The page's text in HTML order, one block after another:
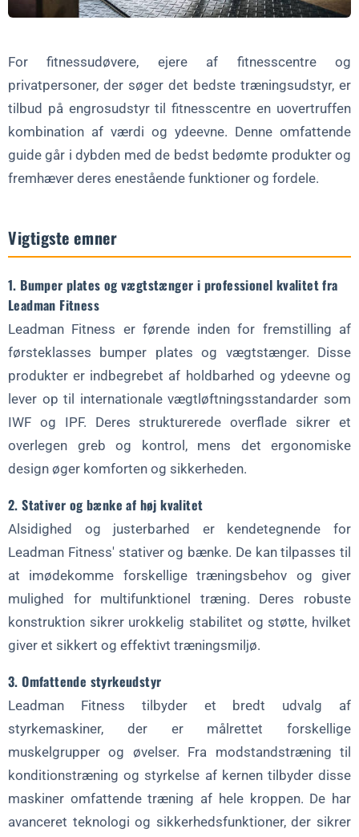
9. Casestudier og udtalelser
Forståelse af engrosindkøb
Særlige tilbud og kampagner
Mængderabatter og volumenpriser
Renoveret og brugt udstyr
Finansierings- og leasingmuligheder
Indbytnings- og tilbagekøbsprogrammer
Konklusion
Ofte stillede spørgsmål om engros-gymnastikudstyr
1. Hvad er engros fitnessudstyr?
2. Hvorfor vælge Leadman Fitness til engros fitnessudstyr?
3. Hvordan kan jeg spare penge på engrosudstyr til
fitnesscentre?
For fitnessudøvere, ejere af fitnesscentre og
privatpersoner, der søger det bedste træningsudstyr, er
tilbud på engrosudstyr til fitnesscentre en uovertruffen
kombination af værdi og ydeevne. Denne omfattende
guide går i dybden med de bedst bedømte produkter og
fremhæver deres enestående funktioner og fordele.
Vigtigste emner
1. Bumper plates og vægtstænger i professionel kvalitet fra
Leadman Fitness
Leadman Fitness er førende inden for fremstilling af
førsteklasses bumper plates og vægtstænger. Disse
produkter er indbegrebet af holdbarhed og ydeevne og
lever op til internationale vægtløftningsstandarder som
IWF og IPF. Deres strukturerede overflade sikrer et
overlegen greb og kontrol, mens det ergonomiske
design øger komforten og sikkerheden.
2. Stativer og bænke af høj kvalitet
Alsidighed og justerbarhed er kendetegnende for
Leadman Fitness' stativer og bænke. De kan tilpasses til
at imødekomme forskellige træningsbehov og giver
mulighed for multifunktionel træning. Deres robuste
konstruktion sikrer urokkelig stabilitet og støtte, hvilket
giver et sikkert og effektivt træningsmiljø.
3. Omfattende styrkeudstyr
Leadman Fitness tilbyder et bredt udvalg af
styrkemaskiner, der er målrettet forskellige
muskelgrupper og øvelser. Fra modstandstræning til
konditionstræning og styrkelse af kernen tilbyder disse
maskiner omfattende træning af hele kroppen. De har
avanceret teknologi og sikkerhedsfunktioner, der sikrer